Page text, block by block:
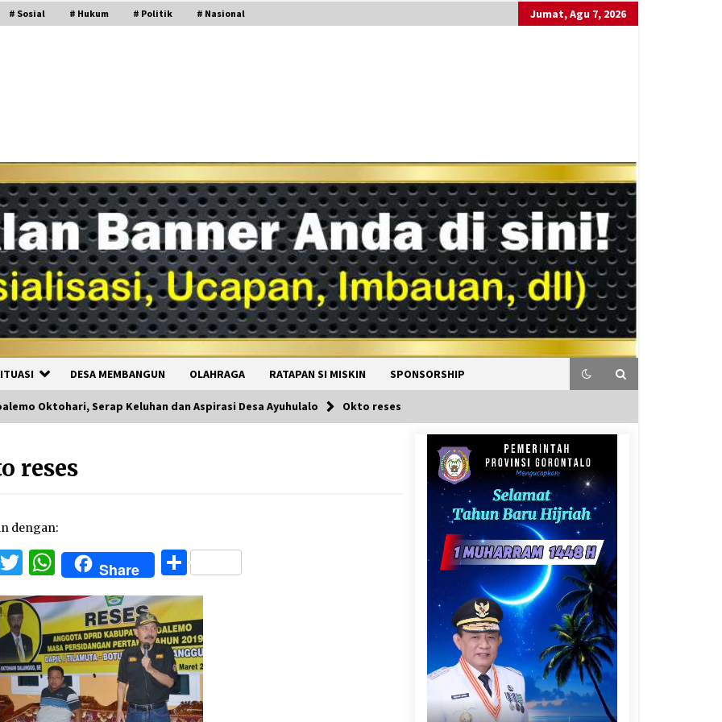
# Sosial # Hukum # Politik # Nasional Jumat, Agu 7, 2026
DESA MEMBANGUN OLAHRAGA RATAPAN SI MISKIN SPONSORSHIP
Oktohari, Serap Keluhan dan Aspirasi Desa Ayuhulalo Okto reses
reses
dengan:
Twitter
WhatsApp
Share Share